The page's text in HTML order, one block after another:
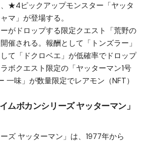
★4ピックアップモンスター「ヤッタ
マ」が登場する。
がドロップする限定クエスト「荒野の
催される。報酬として「トンズラー」
して「ドクロベエ」が低確率でドロップ
ボクエスト限定の「ヤッターマン1号
一味」が数量限定でレアモン（NFT）
ムボカンシリーズ ヤッターマン」
ズ ヤッターマン」は、1977年から